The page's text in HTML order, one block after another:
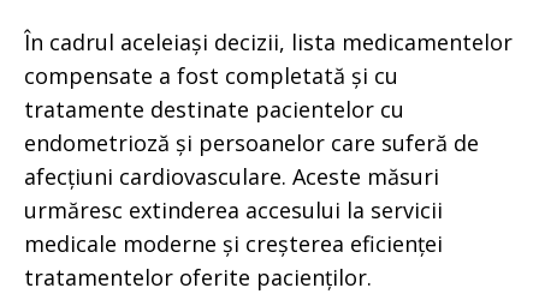
În cadrul aceleiași decizii, lista medicamentelor
compensate a fost completată și cu
tratamente destinate pacientelor cu
endometrioză și persoanelor care suferă de
afecțiuni cardiovasculare. Aceste măsuri
urmăresc extinderea accesului la servicii
medicale moderne și creșterea eficienței
tratamentelor oferite pacienților.